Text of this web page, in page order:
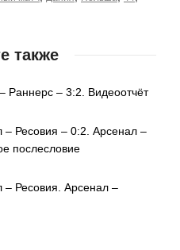
также
Раннерс – 3:2. Видеоотчёт
– Ресовия – 0:2. Арсенал –
послесловие
– Ресовия. Арсенал –